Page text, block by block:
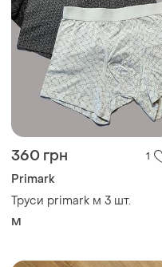
360 грн 1
Primark
Труси primark м 3 шт.
M